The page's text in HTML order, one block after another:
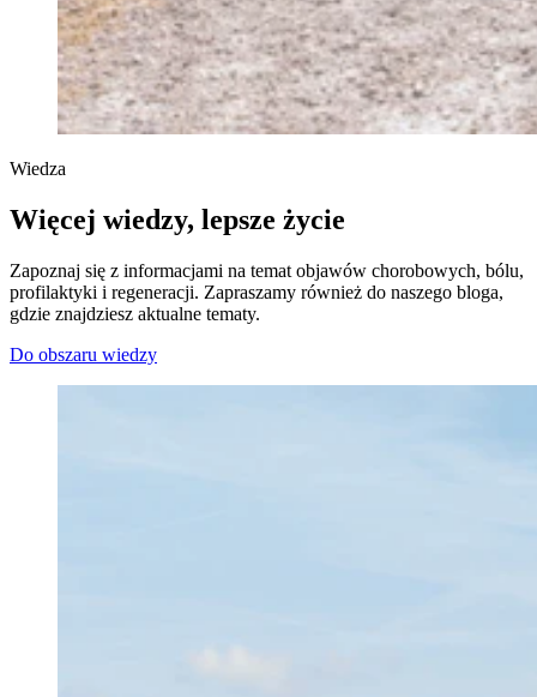
Wiedza
Więcej wiedzy, lepsze życie
Zapoznaj się z informacjami na temat objawów chorobowych, bólu,
profilaktyki i regeneracji. Zapraszamy również do naszego bloga,
gdzie znajdziesz aktualne tematy.
Do obszaru wiedzy